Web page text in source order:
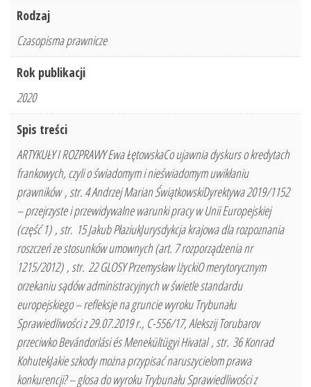
Rodzaj
Czasopisma prawnicze
Rok publikacji
2020
Spis treści
ARTYKUŁY I ROZPRAWY Ewa ŁętowskaCo ujawnia dyskurs o kredytach
frankowych, czyli o świadomym i nieświadomym uwikłaniu
prawników , str. 4 Andrzej Marian ŚwiątkowskiDyrektywa 2019/1152
– przejrzyste i przewidywalne warunki pracy w Unii Europejskiej
(część 1) , str. 15 Jakub PłaziukJurysdykcja krajowa dla rozpoznania
roszczeń ze stosunków umownych (art. 7 rozporządzenia nr
1215/2012) , str. 22 GLOSY Przemysław IżyckiO merytorycznym
orzekaniu sądów administracyjnych w świetle standardu
europejskiego – refleksje na gruncie wyroku Trybunału
Sprawiedliwości z 29.07.2019 r., C-556/17, Alekszij Torubarov
przeciwko Bevándorlási és Menekültügyi Hivatal , str. 36 Konrad
KohutekJakie szkody można przypisać naruszycielom prawa
konkurencji? – glosa do wyroku Trybunału Sprawiedliwości z